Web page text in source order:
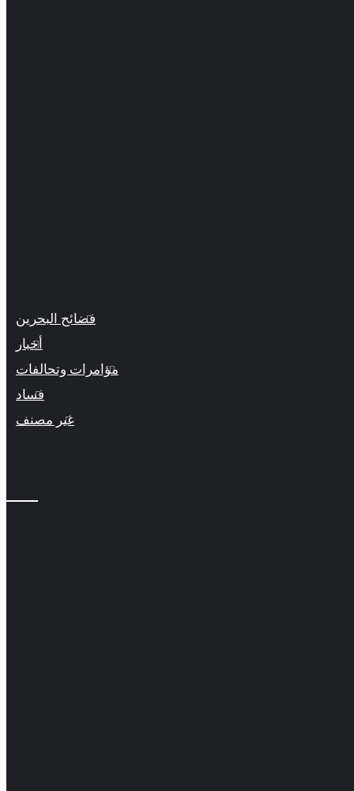
فضائح البحرين
أخبار
مؤامرات وتحالفات
فساد
غير مصنف